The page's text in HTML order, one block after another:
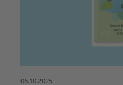
06.10.2025